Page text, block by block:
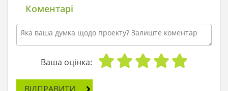
місцевість. У будинку живе вся сім'я Максима,
чекає його з експедиції. Судячи з їх усміхнених
облич, вони щасливі.
- Тому що у них є такий будиночок? - Запитав
- І тому теж, - розсміялася Ведмедиця.
побудувати?
Коментарі
Ваша оцінка: